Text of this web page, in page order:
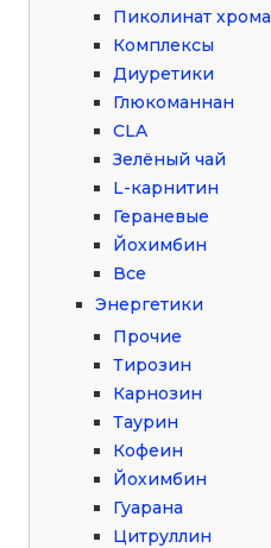
Пиколинат хрома
Комплексы
Диуретики
Глюкоманнан
CLA
Зелёный чай
L-карнитин
Гераневые
Йохимбин
Все
Энергетики
Прочие
Тирозин
Карнозин
Таурин
Кофеин
Йохимбин
Гуарана
Цитруллин